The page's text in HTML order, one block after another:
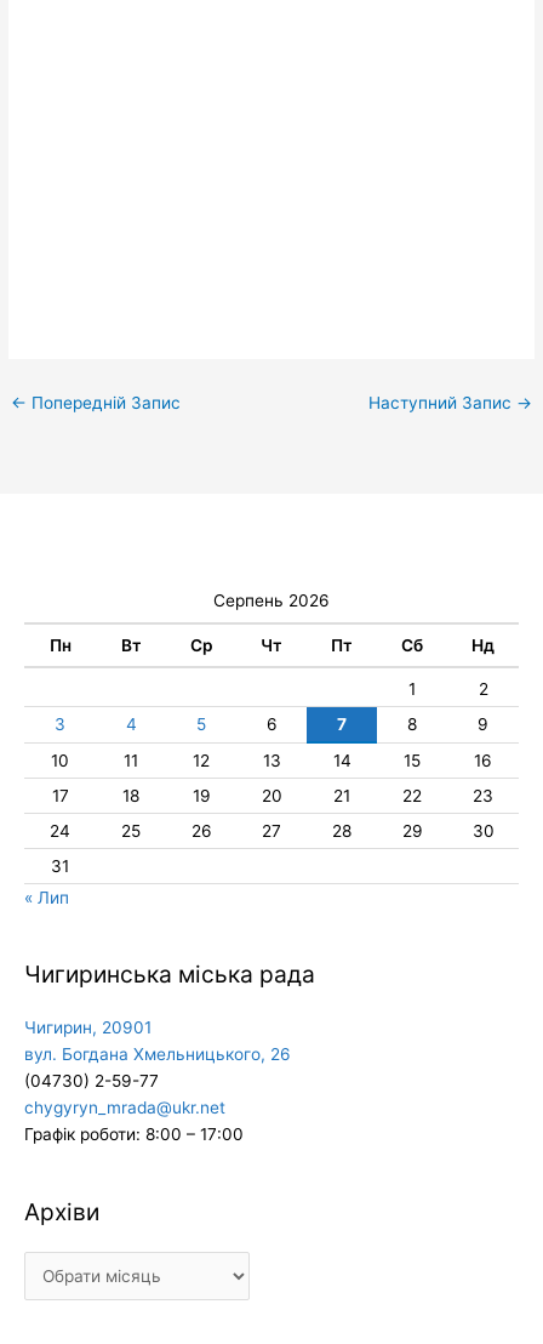
← Попередній Запис Наступний Запис →
Серпень 2026
Пн Вт Ср Чт Пт Сб Нд
1
2
3
4 5 6 7 8
9
10
11 12 13 14 15
16
17
18 19 20 21 22
23
24
25 26 27 28 29
30
31
« Лип
Чигиринська міська рада
Чигирин, 20901
вул. Богдана Хмельницького, 26
(04730) 2-59-77
chygyryn_mrada@ukr.net
Графік роботи: 8:00 – 17:00
Архіви
Архіви